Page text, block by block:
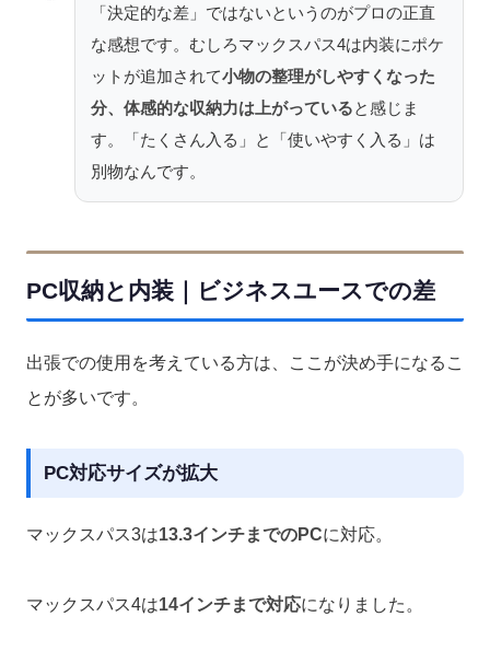
「決定的な差」ではないというのがプロの正直
な感想です。むしろマックスパス4は内装にポケ
ットが追加されて小物の整理がしやすくなった
分、体感的な収納力は上がっていると感じま
す。「たくさん入る」と「使いやすく入る」は
別物なんです。
PC収納と内装｜ビジネスユースでの差
出張での使用を考えている方は、ここが決め手になるこ
とが多いです。
PC対応サイズが拡大
マックスパス3は13.3インチまでのPCに対応。
マックスパス4は14インチまで対応になりました。